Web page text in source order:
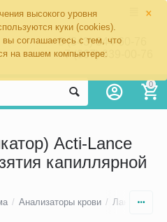
×
высокого уровня
куки (cookies).
соглашаетесь с тем, что
на вашем компьютере:
8 (343) 344-60-76
+7 (967) 639-00-76
0
Acti-Lance
капиллярной
/ Анализаторы крови / Ланцеты,